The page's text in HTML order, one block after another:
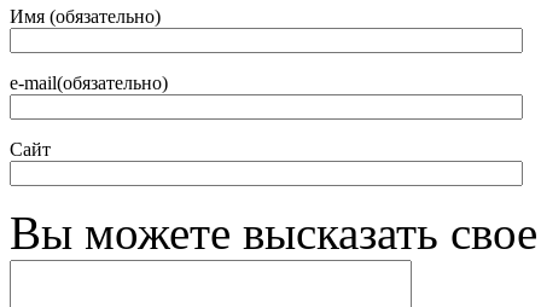
Имя (обязательно)
e-mail(обязательно)
Сайт
Вы можете высказать